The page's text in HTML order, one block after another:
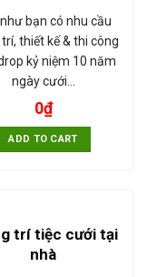
như bạn có nhu cầu
thiết kế & thi công
kỷ niệm 10 năm
ngày cưới…
0₫
ADD TO CART
trí tiệc cưới tại
nhà